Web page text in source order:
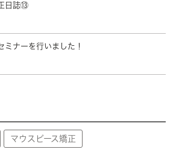
日誌⑬
ミナーを行いました！
マウスピース矯正